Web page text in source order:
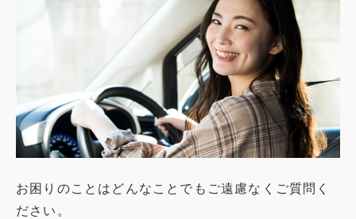
お困りのことはどんなことでもご遠慮なくご質問く
ださい。